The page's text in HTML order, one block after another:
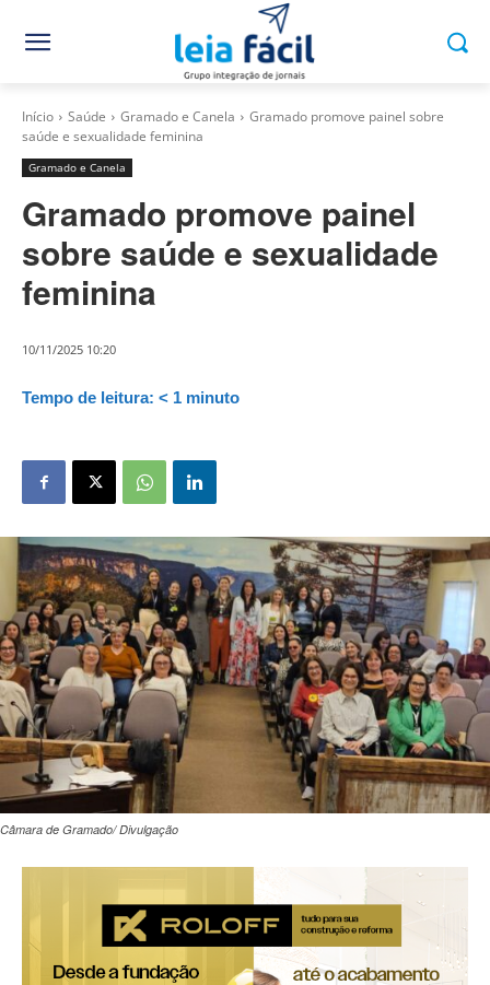
Início Saúde Gramado e Canela
Gramado promove painel sobre
saúde e sexualidade feminina
Gramado e Canela
Gramado promove painel
sobre saúde e sexualidade
feminina
10/11/2025 10:20
Tempo de leitura: < 1 minuto
Câmara de Gramado/ Divulgação